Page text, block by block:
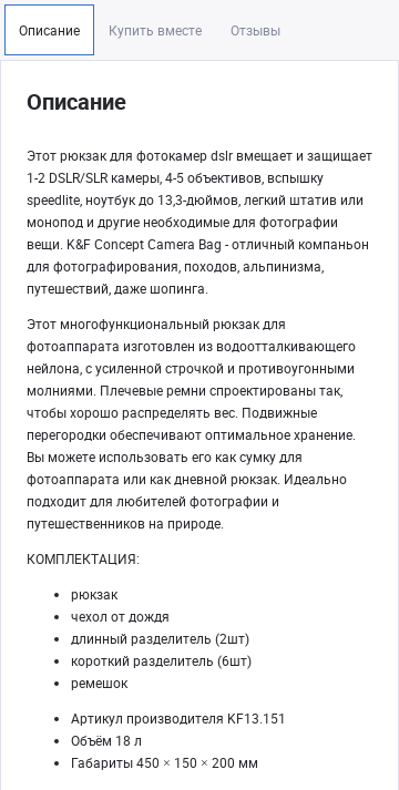
Описание Купить вместе Отзывы
Описание
Этот рюкзак для фотокамер dslr вмещает и защищает
1-2 DSLR/SLR камеры, 4-5 объективов, вспышку
speedlite, ноутбук до 13,3-дюймов, легкий штатив или
монопод и другие необходимые для фотографии
вещи. K&F Concept Camera Bag - отличный компаньон
для фотографирования, походов, альпинизма,
путешествий, даже шопинга.
Этот многофункциональный рюкзак для
фотоаппарата изготовлен из водоотталкивающего
нейлона, с усиленной строчкой и противоугонными
молниями. Плечевые ремни спроектированы так,
чтобы хорошо распределять вес. Подвижные
перегородки обеспечивают оптимальное хранение.
Вы можете использовать его как сумку для
фотоаппарата или как дневной рюкзак. Идеально
подходит для любителей фотографии и
путешественников на природе.
КОМПЛЕКТАЦИЯ:
рюкзак
чехол от дождя
длинный разделитель (2шт)
короткий разделитель (6шт)
ремешок
Артикул производителя KF13.151
Объём 18 л
Габариты 450 × 150 × 200 мм